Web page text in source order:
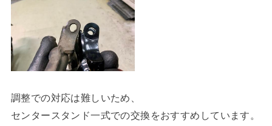
調整での対応は難しいため、
センタースタンド一式での交換をおすすめしています。